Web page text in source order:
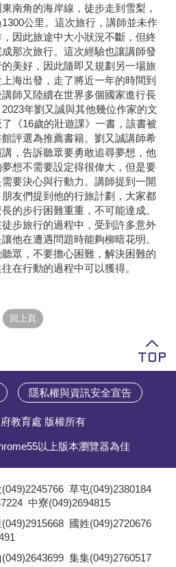
南角的海岸線，徒步走到雪梨，
公里。這次旅行，講師並未作
因此旅途中大小狀況不斷，但終
那次旅行。這次經驗也讓講師發
美好，因此隨即又規劃另一場旅
海出發，走了將近一年的時間到
師又陸續在世界多個國家進行長
年劉又誠與其他幾位作家的文
《16歲的壯遊課》一書，該書被
評選為推薦書籍。劉又誠講師希
，告訴聽眾要勇敢追尋夢想，他
想不需要設定得很偉大，但是要
要決心與行動力。講師提到一開
友們提到他的行旅計劃，大家都
的步行困難重重，不可能達成。
步旅行的過程中，受到許多意外
他在遭遇問題時能夠柳暗花明。
眾，不要擔心困難，解決困難的
在行動的過程中可以獲得。
隱私權與資訊安全宣告
教育處 版權所有
以上版本瀏覽器為佳
草屯(049)2380184
中寮(049)2694815
國姓(049)2720676
集集(049)2760517